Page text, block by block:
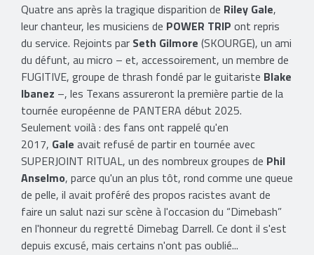
Quatre ans après la tragique disparition de Riley Gale,
leur chanteur, les musiciens de POWER TRIP ont repris
du service. Rejoints par Seth Gilmore (SKOURGE), un ami
du défunt, au micro – et, accessoirement, un membre de
FUGITIVE, groupe de thrash fondé par le guitariste Blake
Ibanez –, les Texans assureront la première partie de la
tournée européenne de PANTERA début 2025.
Seulement voilà : des fans ont rappelé qu'en
2017, Gale avait refusé de partir en tournée avec
SUPERJOINT RITUAL, un des nombreux groupes de Phil
Anselmo, parce qu'un an plus tôt, rond comme une queue
de pelle, il avait proféré des propos racistes avant de
faire un salut nazi sur scène à l'occasion du “Dimebash”
en l'honneur du regretté Dimebag Darrell. Ce dont il s'est
depuis excusé, mais certains n'ont pas oublié...